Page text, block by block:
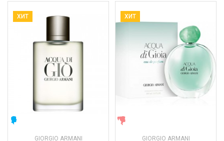
ХИТ
GIORGIO ARMANI
ХИТ
GIORGIO ARMANI